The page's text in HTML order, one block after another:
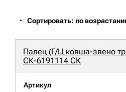
Сортировать: по
Палец (Г/Ц ковша-звено
СК-6191114 СК
Артикул